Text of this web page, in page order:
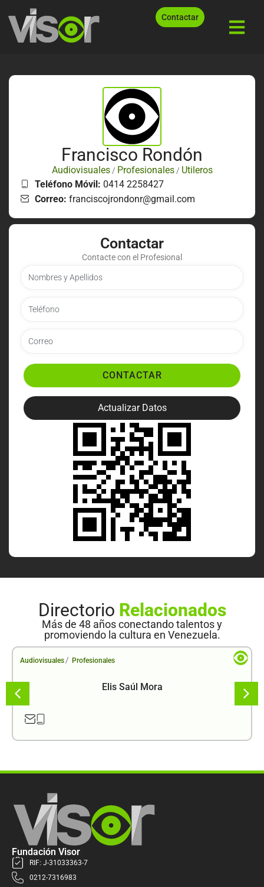
Contactar
Francisco Rondón
Audiovisuales/ Profesionales/ Utileros
Teléfono Móvil: 0414 2258427
Correo: franciscojrondonr@gmail.com
Contactar
Contacte con el Profesional
CONTACTAR
Actualizar Datos
Directorio Relacionados
Más de 48 años conectando talentos y
promoviendo la cultura en Venezuela.
Audiovisuales / Profesionales
Elis Saúl Mora
Fundación Visor
RIF: J-31033363-7
0212-7316983